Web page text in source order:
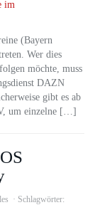
(Bayern
Wer dies
möchte, muss
DAZN
gibt es ab
um einzelne […]
Schlagwörter: